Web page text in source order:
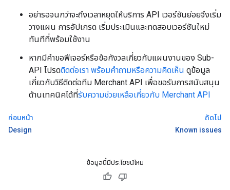
อย่ารอจนกว่าจะถึงเวลาหยุดให้บริการ API เวอร์ชันย่อยจึงเริ่ม
วางแผน การอัปเกรด เริ่มประเมินและทดสอบเวอร์ชันใหม่
ทันทีที่พร้อมใช้งาน
หากมีคำขอฟีเจอร์หรือข้อกังวลเกี่ยวกับแผนงานของ Sub-
API โปรดติดต่อเรา พร้อมคำถามหรือความคิดเห็น ดูข้อมูล
เกี่ยวกับวิธีติดต่อทีม Merchant API เพื่อขอรับการสนับสนุน
ด้านเทคนิคได้ที่รับความช่วยเหลือเกี่ยวกับ Merchant API
ก่อนหน้า
Design
ถัดไป
Known issues
ข้อมูลนี้มีประโยชน์ไหม